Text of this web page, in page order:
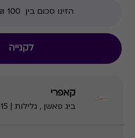
לקנייה
קאפרי
ביג פאשן , גלילות | 036989815